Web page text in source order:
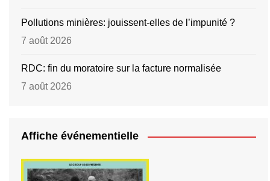
Pollutions minières: jouissent-elles de l’impunité ?
7 août 2026
RDC: fin du moratoire sur la facture normalisée
7 août 2026
Affiche événementielle